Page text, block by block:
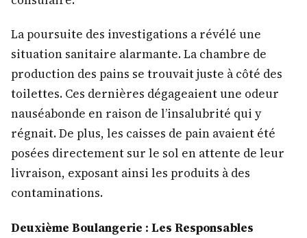
La poursuite des investigations a révélé une
situation sanitaire alarmante. La chambre de
production des pains se trouvait juste à côté des
toilettes. Ces dernières dégageaient une odeur
nauséabonde en raison de l’insalubrité qui y
régnait. De plus, les caisses de pain avaient été
posées directement sur le sol en attente de leur
livraison, exposant ainsi les produits à des
contaminations.
Deuxième Boulangerie : Les Responsables